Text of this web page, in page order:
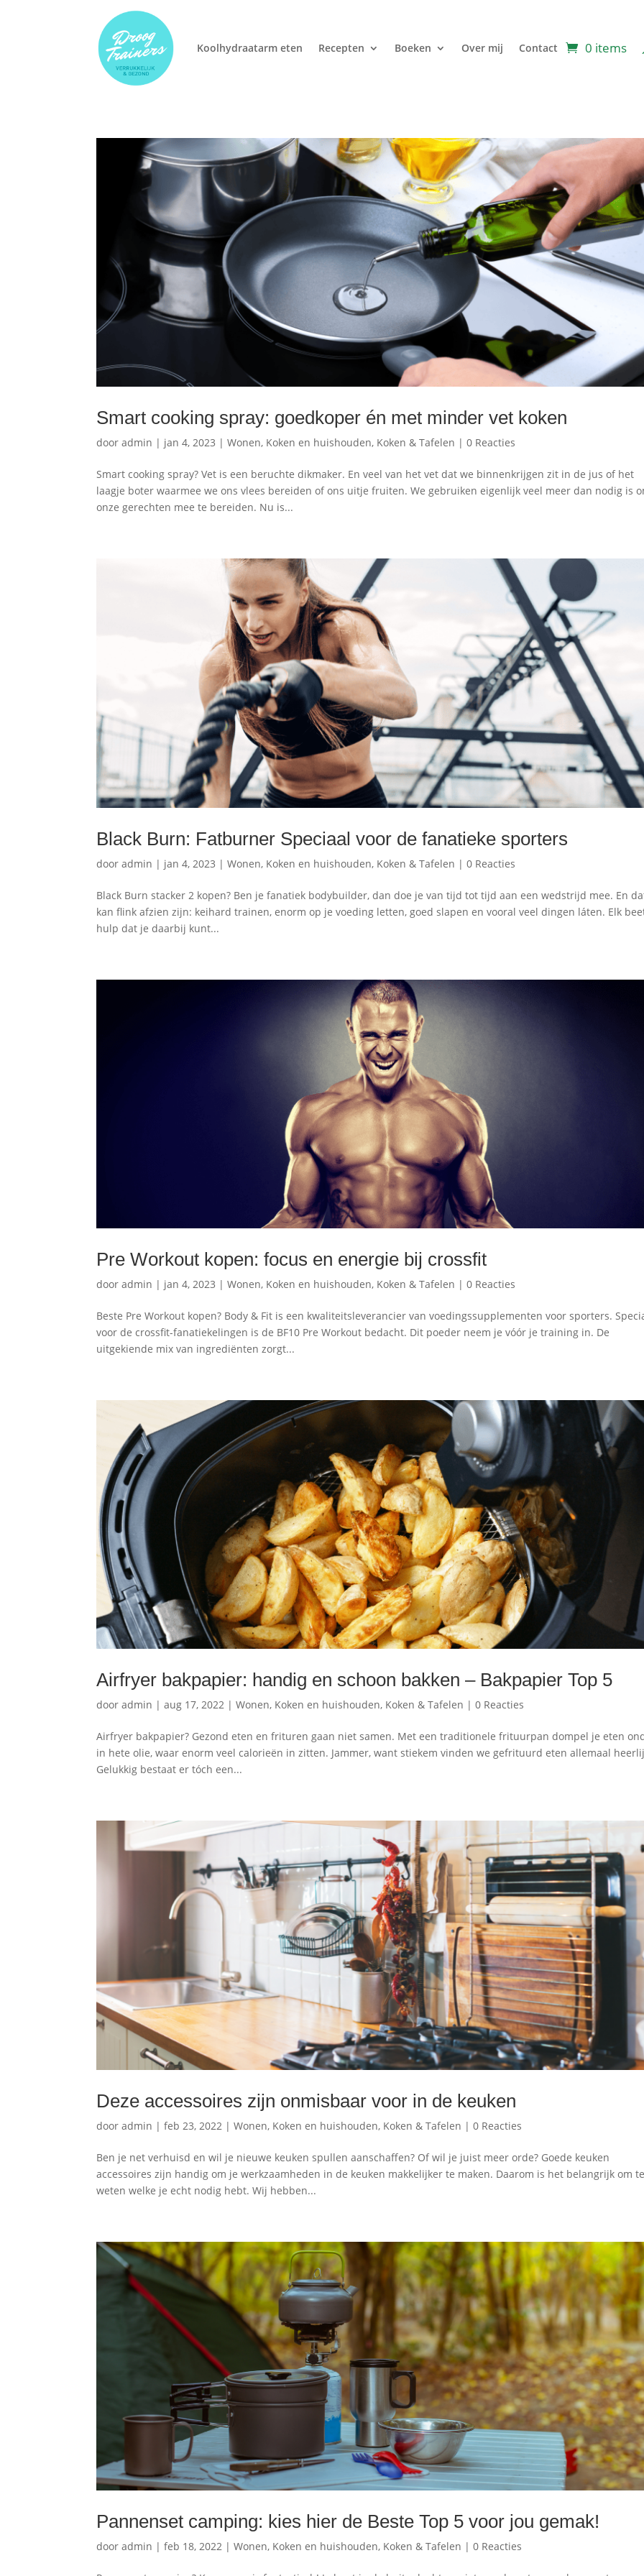
Koolhydraatarm eten Recepten Boeken Over mij Contact 0 items
Smart cooking spray: goedkoper én met minder vet koken
dooradmin | jan 4, 2023 |Wonen, Koken en huishouden, Koken & Tafelen |0 Reacties
Smart cooking spray? Vet is een beruchte dikmaker. En veel van het vet dat we binnenkrijgen zit in de jus of het
laagje boter waarmee we ons vlees bereiden of ons uitje fruiten. We gebruiken eigenlijk veel meer dan nodig is
onze gerechten mee te bereiden. Nu is...
Black Burn: Fatburner Speciaal voor de fanatieke sporters
dooradmin | jan 4, 2023 |Wonen, Koken en huishouden, Koken & Tafelen |0 Reacties
Black Burn stacker 2 kopen? Ben je fanatiek bodybuilder, dan doe je van tijd tot tijd aan een wedstrijd mee. En
kan flink afzien zijn: keihard trainen, enorm op je voeding letten, goed slapen en vooral veel dingen láten. Elk
hulp dat je daarbij kunt...
Pre Workout kopen: focus en energie bij crossfit
dooradmin | jan 4, 2023 |Wonen, Koken en huishouden, Koken & Tafelen |0 Reacties
Beste Pre Workout kopen? Body & Fit is een kwaliteitsleverancier van voedingssupplementen voor sporters.
voor de crossfit-fanatiekelingen is de BF10 Pre Workout bedacht. Dit poeder neem je vóór je training in. De
uitgekiende mix van ingrediënten zorgt...
Airfryer bakpapier: handig en schoon bakken – Bakpapier Top 5
dooradmin |aug 17, 2022 |Wonen, Koken en huishouden, Koken & Tafelen |0 Reacties
Airfryer bakpapier? Gezond eten en frituren gaan niet samen. Met een traditionele frituurpan dompel je eten
in hete olie, waar enorm veel calorieën in zitten. Jammer, want stiekem vinden we gefrituurd eten allemaal
Gelukkig bestaat er tóch een...
Deze accessoires zijn onmisbaar voor in de keuken
dooradmin |feb 23, 2022 |Wonen, Koken en huishouden, Koken & Tafelen |0 Reacties
Ben je net verhuisd en wil je nieuwe keuken spullen aanschaffen? Of wil je juist meer orde? Goede keuken
accessoires zijn handig om je werkzaamheden in de keuken makkelijker te maken. Daarom is het belangrijk om
weten welke je echt nodig hebt. Wij hebben...
Pannenset camping: kies hier de Beste Top 5 voor jou gemak!
dooradmin |feb 18, 2022 |Wonen, Koken en huishouden, Koken & Tafelen |0 Reacties